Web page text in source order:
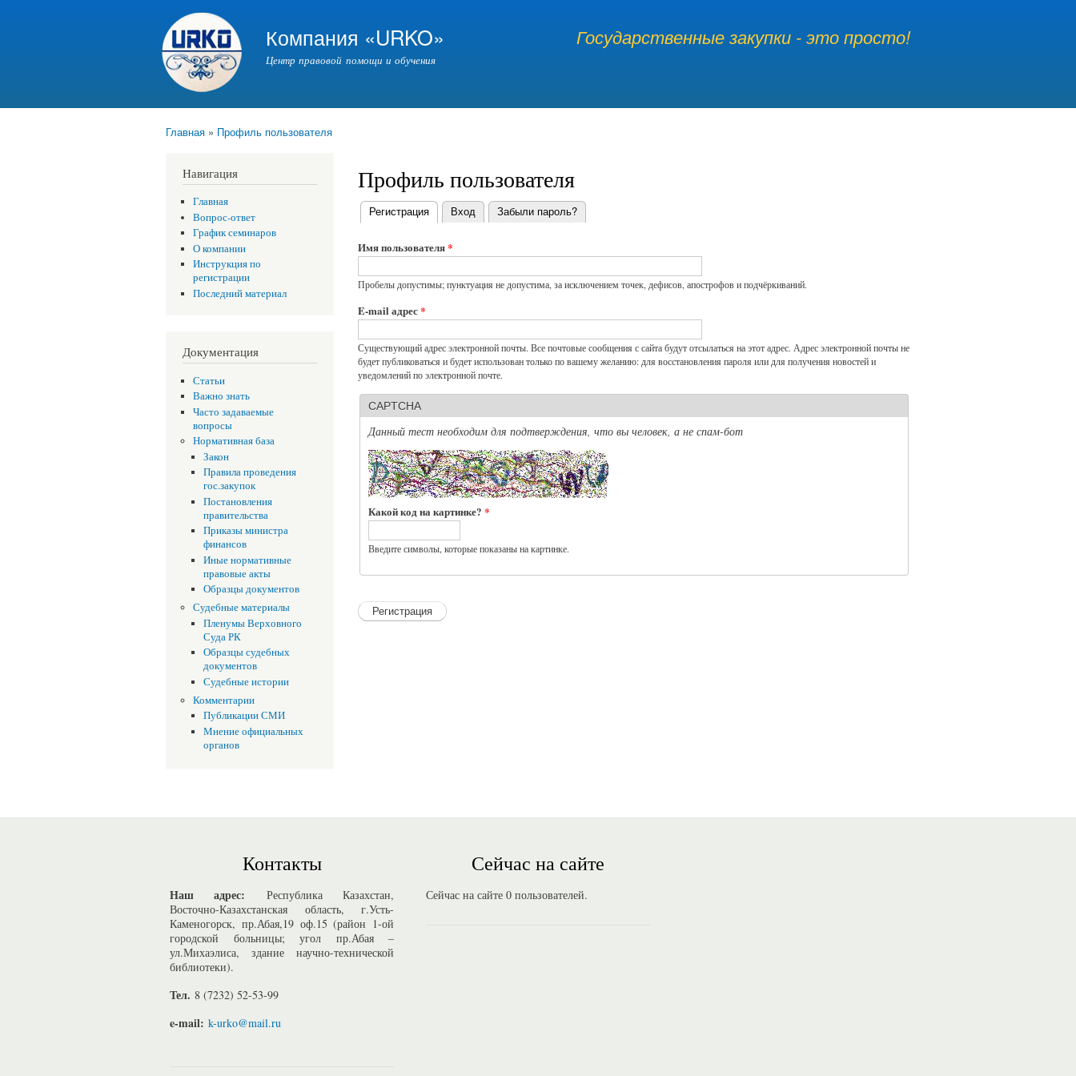
Компания «URKO»
Центр правовой помощи и обучения
Государственные закупки - это просто!
Главная » Профиль пользователя
Навигация
Главная
Вопрос-ответ
График семинаров
О компании
Инструкция по
регистрации
Последний материал
Документация
Статьи
Важно знать
Часто задаваемые
вопросы
Нормативная база
Закон
Правила проведения
гос.закупок
Постановления
правительства
Приказы министра
финансов
Иные нормативные
правовые акты
Образцы документов
Судебные материалы
Пленумы Верховного
Суда РК
Образцы судебных
документов
Судебные истории
Комментарии
Публикации СМИ
Мнение официальных
органов
Профиль пользователя
Главные вкладки
Регистрация (активная вкладка)
Вход Забыли пароль?
Имя пользователя*
Пробелы допустимы; пунктуация не допустима, за исключением точек, дефисов, апострофов и подчёркиваний.
E-mail адрес*
Существующий адрес электронной почты. Все почтовые сообщения с сайта будут отсылаться на этот адрес. Адрес электронной почты не
будет публиковаться и будет использован только по вашему желанию: для восстановления пароля или для получения новостей и
уведомлений по электронной почте.
CAPTCHA
Данный тест необходим для подтверждения, что вы человек, а не спам-бот
Какой код на картинке? *
Введите символы, которые показаны на картинке.
Контакты
Наш адрес: Республика Казахстан,
Восточно-Казахстанская область, г.Усть-
Каменогорск, пр.Абая,19 оф.15 (район 1-ой
городской больницы; угол пр.Абая –
ул.Михаэлиса, здание научно-технической
библиотеки).
Тел. 8 (7232) 52-53-99
e-mail: k-urko@mail.ru
Сейчас на сайте
Сейчас на сайте 0 пользователей.